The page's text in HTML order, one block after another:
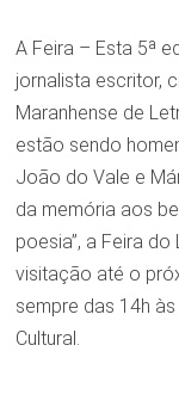
A Feira – Esta 5ª
jornalista escritor,
Maranhense de
estão sendo
João do Vale e
da memória aos
poesia”, a Feira
visitação até o
sempre das 14h
Cultural.